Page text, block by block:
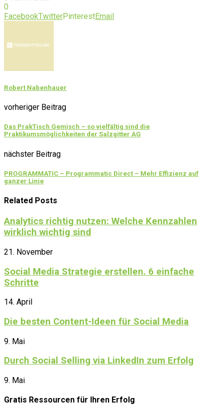
0
FacebookTwitterPinterestEmail
Robert Nabenhauer
vorheriger Beitrag
Das PrakTisch Gemisch – so vielfältig sind die
Praktikumsmöglichkeiten der Salzgitter AG
nächster Beitrag
PROGRAMMATIC – Programmatic Direct – Mehr Effizienz auf
ganzer Linie
Related Posts
Analytics richtig nutzen: Welche Kennzahlen
wirklich wichtig sind
21. November
Social Media Strategie erstellen. 6 einfache
Schritte
14. April
Die besten Content-Ideen für Social Media
9. Mai
Durch Social Selling via LinkedIn zum Erfolg
9. Mai
Gratis Ressourcen für Ihren Erfolg